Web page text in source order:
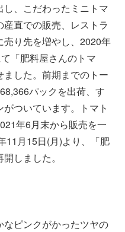
、こだわったミニトマ
産直での販売、レストラ
売り先を増やし、2020年
「肥料屋さんのトマ
ました。前期までのトー
パックを出荷、す
ついています。トマト
年6月末から販売を一
11月15日(月)より、「肥
しました。
ピンクがかったツヤの